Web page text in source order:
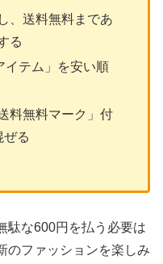
、送料無料まであ
る
イテム」を安い順
料無料マーク」付
ぜる
駄な600円を払う必要は
のファッションを楽しみ